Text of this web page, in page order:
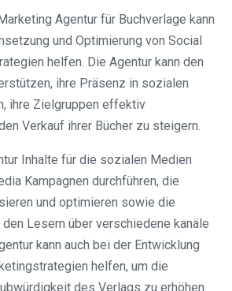
Agentur für Buchverlage kann
und Optimierung von Social
helfen. Die Agentur kann den
ihre Präsenz in sozialen
ihre Zielgruppen effektiv
Verkauf ihrer Bücher zu steigern.
Inhalte für die sozialen Medien
Kampagnen durchführen, die
und optimieren sowie die
Lesern über verschiedene kanäle
kann auch bei der Entwicklung
helfen, um die
des Verlags zu erhöhen.